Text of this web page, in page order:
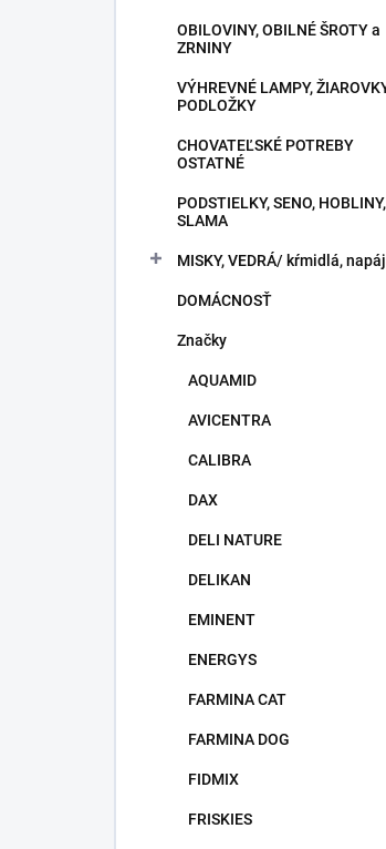
OBILOVINY, OBILNÉ ŠROTY a
ZRNINY
VÝHREVNÉ LAMPY,
PODLOŽKY
CHOVATEĽSKÉ POTREBY
OSTATNÉ
PODSTIELKY, SENO, HOBLINY,
SLAMA
MISKY, VEDRÁ/ kŕmidlá,
DOMÁCNOSŤ
Značky
AQUAMID
AVICENTRA
CALIBRA
DAX
DELI NATURE
DELIKAN
EMINENT
ENERGYS
FARMINA CAT
FARMINA DOG
FIDMIX
FRISKIES